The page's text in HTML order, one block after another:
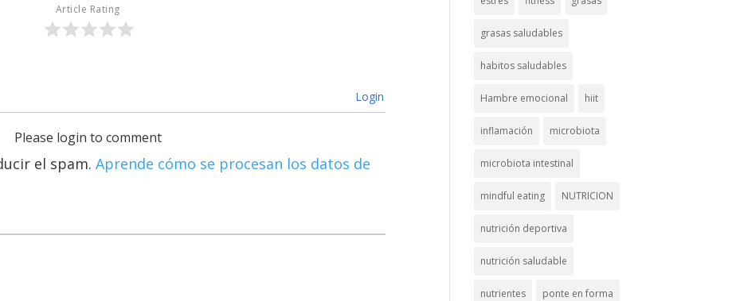
Article Rating
Login
Please login to comment
el spam.Aprende cómo se procesan los datos de
grasas saludables
habitos saludables
Hambre emocional hiit
inflamación microbiota
microbiota intestinal
mindful eating NUTRICION
nutrición deportiva
nutrición saludable
nutrientes ponte en forma